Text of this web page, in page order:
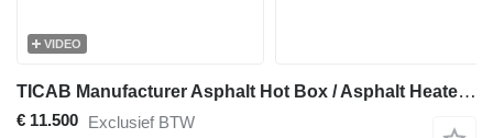
VIDEO
TICAB Manufacturer Asphalt Hot Box / Asphalt Heater Box
€ 11.500 Exclusief BTW